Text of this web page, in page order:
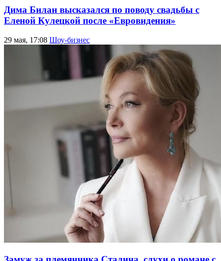
Дима Билан высказался по поводу свадьбы с
Еленой Кулецкой после «Евровидения»
29 мая, 17:08 Шоу-бизнес